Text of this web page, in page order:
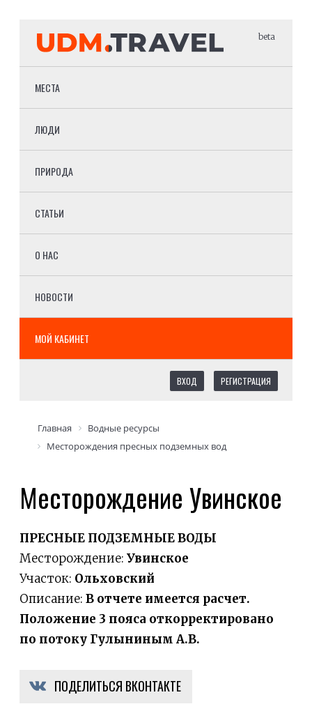
beta
МЕСТА
ЛЮДИ
ПРИРОДА
СТАТЬИ
О НАС
НОВОСТИ
МОЙ КАБИНЕТ
ВХОД РЕГИСТРАЦИЯ
Главная
Водные ресурсы
Месторождения пресных подземных вод
Месторождение Увинское
ПРЕСНЫЕ ПОДЗЕМНЫЕ ВОДЫ
Месторождение: Увинское
Участок: Ольховский
Описание: В отчете имеется расчет.
Положение 3 пояса откорректировано
по потоку Гулыниным А.В.
ПОДЕЛИТЬСЯ ВКОНТАКТЕ